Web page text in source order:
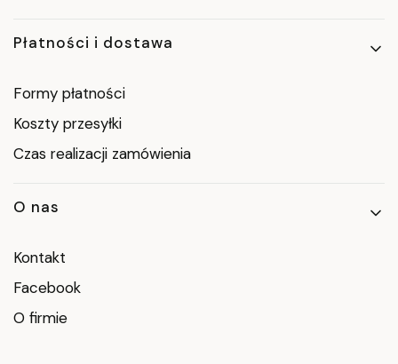
Płatności i dostawa
Formy płatności
Koszty przesyłki
Czas realizacji zamówienia
O nas
Kontakt
Facebook
O firmie